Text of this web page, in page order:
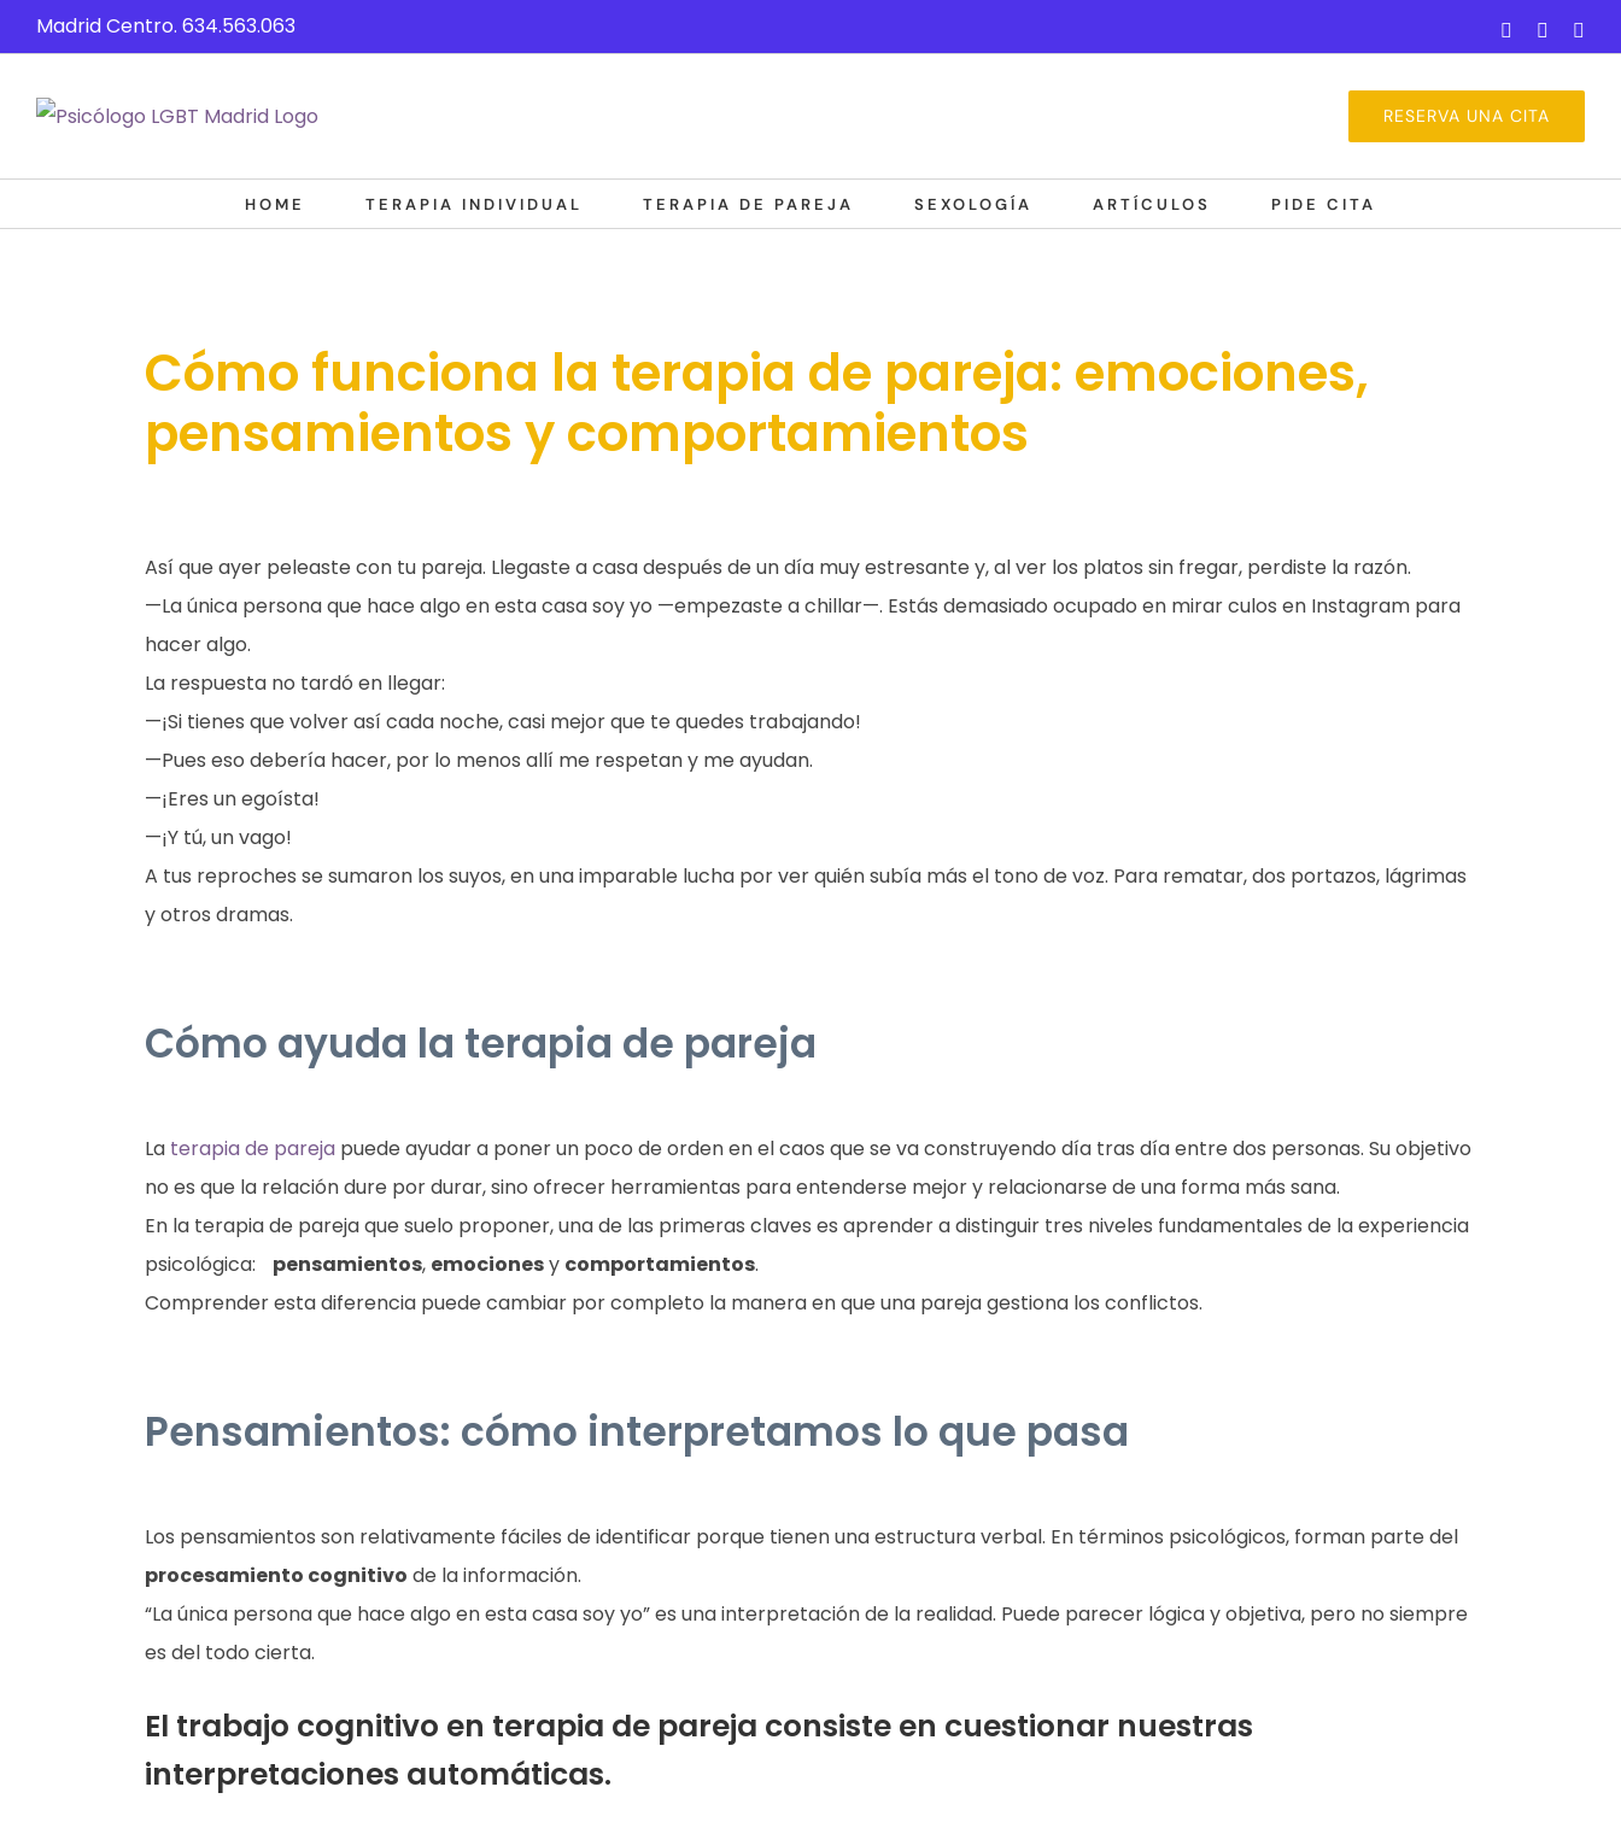
Saltar
al
contenido
Madrid Centro. 634.563.063
Correo
electrónico
RESERVA UNA CITA
HOME TERAPIA INDIVIDUAL TERAPIA DE PAREJA SEXOLOGÍA ARTÍCULOS PIDE CITA
Cómo funciona la terapia de pareja: emociones,
pensamientos y comportamientos
Así que ayer peleaste con tu pareja. Llegaste a casa después de un día muy estresante y, al ver los platos sin fregar, perdiste la razón.
—La única persona que hace algo en esta casa soy yo —empezaste a chillar—. Estás demasiado ocupado en mirar culos en Instagram para
hacer algo.
La respuesta no tardó en llegar:
—¡Si tienes que volver así cada noche, casi mejor que te quedes trabajando!
—Pues eso debería hacer, por lo menos allí me respetan y me ayudan.
—¡Eres un egoísta!
—¡Y tú, un vago!
A tus reproches se sumaron los suyos, en una imparable lucha por ver quién subía más el tono de voz. Para rematar, dos portazos, lágrimas
y otros dramas.
Cómo ayuda la terapia de pareja
La terapia de pareja puede ayudar a poner un poco de orden en el caos que se va construyendo día tras día entre dos personas. Su objetivo
no es que la relación dure por durar, sino ofrecer herramientas para entenderse mejor y relacionarse de una forma más sana.
En la terapia de pareja que suelo proponer, una de las primeras claves es aprender a distinguir tres niveles fundamentales de la experiencia
psicológica: pensamientos, emocionesy comportamientos.
Comprender esta diferencia puede cambiar por completo la manera en que una pareja gestiona los conflictos.
Pensamientos: cómo interpretamos lo que pasa
Los pensamientos son relativamente fáciles de identificar porque tienen una estructura verbal. En términos psicológicos, forman parte del
procesamiento cognitivo de la información.
“La única persona que hace algo en esta casa soy yo” es una interpretación de la realidad. Puede parecer lógica y objetiva, pero no siempre
es del todo cierta.
El trabajo cognitivo en terapia de pareja consiste en cuestionar nuestras
interpretaciones automáticas.